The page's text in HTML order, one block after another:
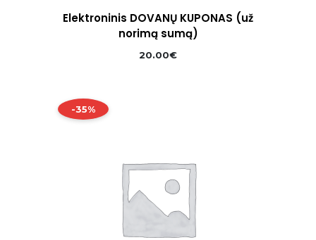
Elektroninis DOVANŲ KUPONAS (už
norimą sumą)
20.00€
-35%